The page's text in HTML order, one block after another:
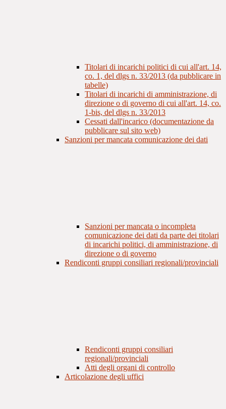
Titolari di incarichi politici di cui all'art. 14,
co. 1, del dlgs n. 33/2013 (da pubblicare in
tabelle)
Titolari di incarichi di amministrazione, di
direzione o di governo di cui all'art. 14, co.
1-bis, del dlgs n. 33/2013
Cessati dall'incarico (documentazione da
pubblicare sul sito web)
Sanzioni per mancata comunicazione dei dati
Sanzioni per mancata o incompleta
comunicazione dei dati da parte dei titolari
di incarichi politici, di amministrazione, di
direzione o di governo
Rendiconti gruppi consiliari regionali/provinciali
Rendiconti gruppi consiliari
regionali/provinciali
Atti degli organi di controllo
Articolazione degli uffici